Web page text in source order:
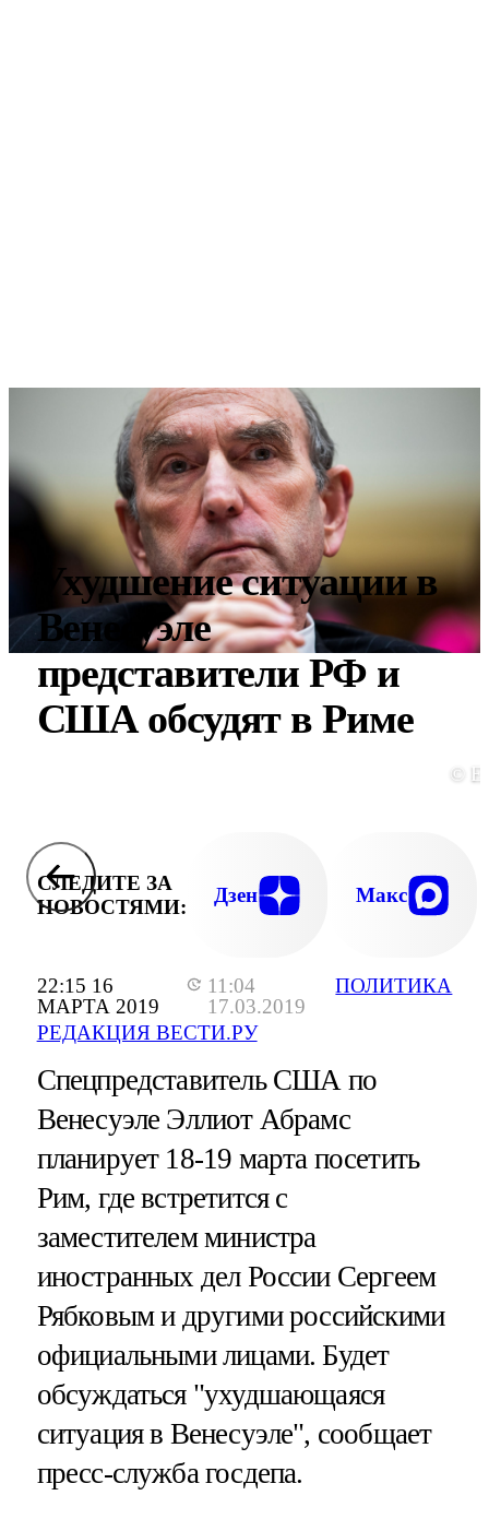
22:15 16
МАРТА 2019
11:04
17.03.2019
РЕДАКЦИЯ ВЕСТИ.РУ
ПОЛИТИКА
Ухудшение ситуации в
Венесуэле
представители РФ и
США обсудят в Риме
©
СЛЕДИТЕ ЗА
НОВОСТЯМИ:
Дзен Макс
Спецпредставитель США по
Венесуэле Эллиот Абрамс
планирует 18-19 марта посетить
Рим, где встретится с
заместителем министра
иностранных дел России Сергеем
Рябковым и другими российскими
официальными лицами. Будет
обсуждаться "ухудшающаяся
ситуация в Венесуэле", сообщает
пресс-служба госдепа.